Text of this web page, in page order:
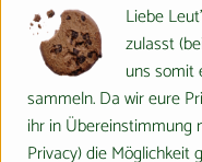
Geschäftsführung:
Schramm
Liebe
zulasst
uns somit
sammeln. Da wir eure
ihr in Übereinstimmung
Privacy) die Möglichkeit